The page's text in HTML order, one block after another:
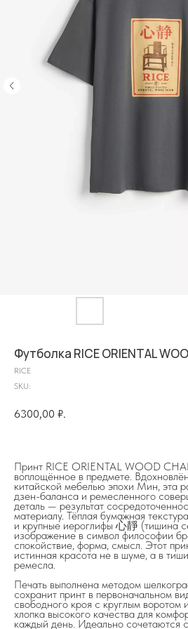
Футболка RICE ORIENTAL
RICE
SKU:
6300,00 ₽.
Принт RICE ORIENTAL WOOD
воплощённое в предмете.
китайской мебелью эпохи Мин, эта
дзен-баланса и ремесленного
деталь — результат
материалу. Тёплая бумажная
и крупные иероглифы 心靜 (тишина
изображение в символ философии
спокойствие, форма, смысл. Этот
истинная красота не в шуме, а в
ремесла.
Печать выполнена методом
сохранит принт в первоначальном
свободного кроя с круглым воротом
хлопка высокого качества для
каждый день. Идеально сочетаются
на главную
info@frwl.store
+7 919 690-30-30